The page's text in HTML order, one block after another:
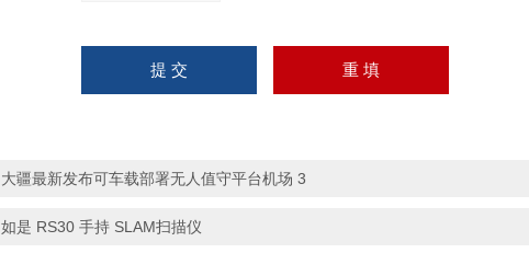
大疆最新发布可车载部署无人值守平台机场 3
如是 RS30 手持 SLAM扫描仪